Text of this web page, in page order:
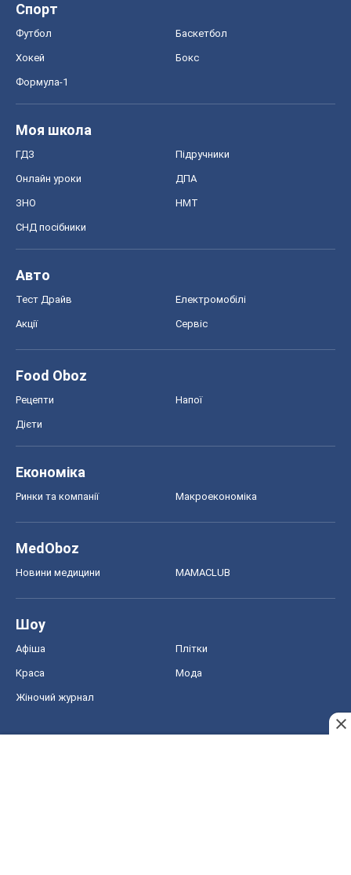
Спорт
Футбол Баскетбол
Хокей Бокс
Формула-1
Моя школа
ГДЗ Підручники
Онлайн уроки ДПА
ЗНО НМТ
СНД посібники
Авто
Тест Драйв Електромобілі
Акції Сервіс
Food Oboz
Рецепти Напої
Дієти
Економіка
Ринки та компанії Макроекономіка
MedOboz
Новини медицини MAMACLUB
Шоу
Афіша Плітки
Краса Мода
Жіночий журнал